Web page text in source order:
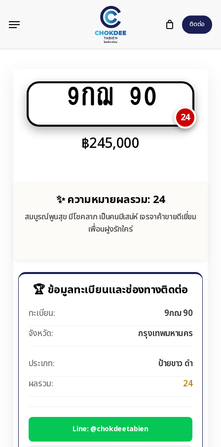
content
ติดต่อ
Menu
9กฌ 90
24
฿245,000
✨ ความหมายผลรวม: 24
สมบูรณ์พูนสุข มีโชคลาภ เป็นคนมีเสน่ห์ เจรจาค้าขายดีเยี่ยม
เพื่อนฝูงรักใคร่
🏆 ข้อมูลทะเบียนและช่องทางติดต่อ
ทะเบียน:
9กฌ 90
จังหวัด:
กรุงเทพมหานคร
ประเภท:
ป้ายขาว ดำ
ผลรวม:
24
Line: @chokdeetabien